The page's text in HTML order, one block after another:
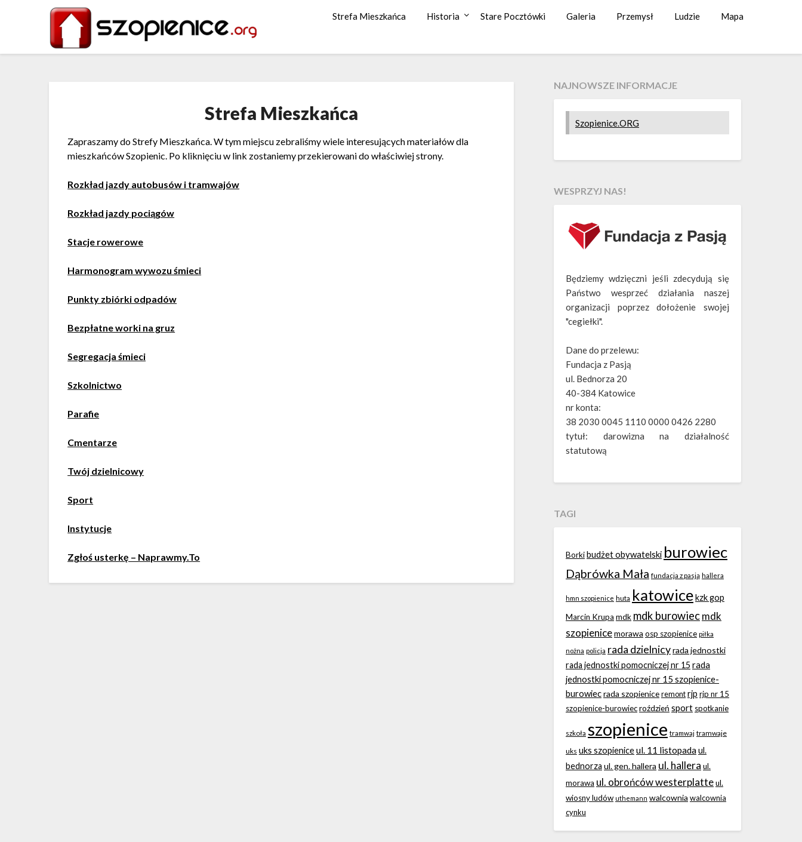
Strefa Mieszkańca Historia Stare Pocztówki Galeria Przemysł Ludzie Mapa
Strefa Mieszkańca
Zapraszamy do Strefy Mieszkańca. W tym miejscu zebraliśmy wiele interesujących materiałów dla
mieszkańców Szopienic. Po kliknięciu w link zostaniemy przekierowani do właściwiej strony.
Rozkład jazdy autobusów i tramwajów
Rozkład jazdy pociągów
Stacje rowerowe
Harmonogram wywozu śmieci
Punkty zbiórki odpadów
Bezpłatne worki na gruz
Segregacja śmieci
Szkolnictwo
Parafie
Cmentarze
Twój dzielnicowy
Sport
Instytucje
Zgłoś usterkę – Naprawmy.To
NAJNOWSZE INFORMACJE
Szopienice.ORG
WESPRZYJ NAS!
Będziemy wdzięczni jeśli zdecydują się
Państwo wesprzeć działania naszej
organizacji poprzez dołożenie swojej
"cegiełki".
Dane do przelewu:
Fundacja z Pasją
ul. Bednorza 20
40-384 Katowice
nr konta:
38 2030 0045 1110 0000 0426 2280
tytuł: darowizna na działalność
statutową
TAGI
Borkibudżet obywatelski burowiec
Dąbrówka Mała fundacja z pasją hallera
hmn szopienice huta katowicekzk gop
Marcin Krupa mdk mdk burowiecmdk
szopienicemorawa osp szopienice piłka
nożna policja rada dzielnicyrada jednostki
rada jednostki pomocniczej nr 15 rada
jednostki pomocniczej nr 15 szopienice-
burowiecrada szopienice remont rjp rjp nr 15
szopienice-burowiecroździeń sport spotkanie
szkoła szopienice tramwaj tramwaje
uks uks szopieniceul. 11 listopadaul.
bednorza ul. gen. hallera ul. hallera ul.
morawa ul. obrońców westerplatteul.
wiosny ludów uthemann walcownia walcownia
cynku